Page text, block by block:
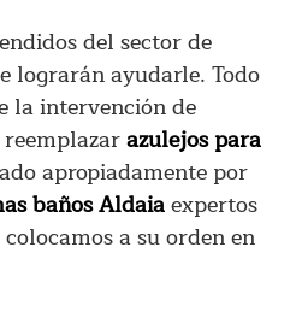
del sector de
lograrán ayudarle. Todo
la intervención de
azulejos para
apropiadamente por
baños Aldaiaexpertos
a su orden en